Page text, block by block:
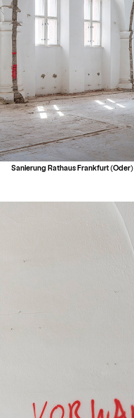
Sanierung Rathaus Frankfurt (Oder)